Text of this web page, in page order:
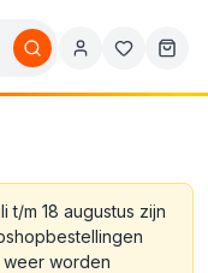
t/m 18 augustus zijn
weer worden